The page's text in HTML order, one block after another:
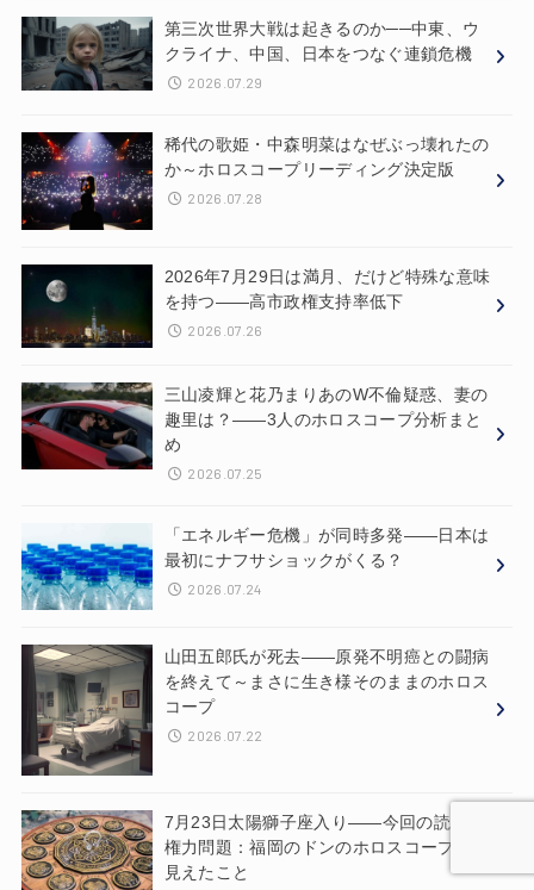
第三次世界大戦は起きるのか──中東、ウ
クライナ、中国、日本をつなぐ連鎖危機
2026.07.29
稀代の歌姫・中森明菜はなぜぶっ壊れたの
か～ホロスコープリーディング決定版
2026.07.28
2026年7月29日は満月、だけど特殊な意味
を持つ——高市政権支持率低下
2026.07.26
三山凌輝と花乃まりあのW不倫疑惑、妻の
趣里は？——3人のホロスコープ分析まと
め
2026.07.25
「エネルギー危機」が同時多発——日本は
最初にナフサショックがくる？
2026.07.24
山田五郎氏が死去——原発不明癌との闘病
を終えて～まさに生き様そのままのホロス
コープ
2026.07.22
7月23日太陽獅子座入り——今回の読みと
権力問題：福岡のドンのホロスコープから
見えたこと